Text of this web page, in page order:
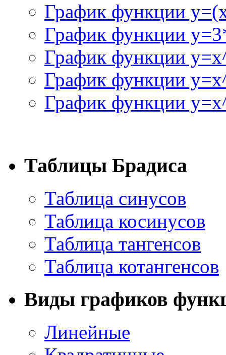
График функции
График функции
График функции
График функции
График функции
Таблицы Брадиса
Таблица синусов
Таблица косинусов
Таблица тангенсов
Таблица котангенсов
Виды графиков
Линейные